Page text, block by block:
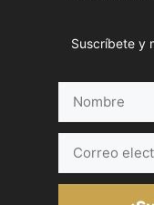
Suscríbete y
electrónico